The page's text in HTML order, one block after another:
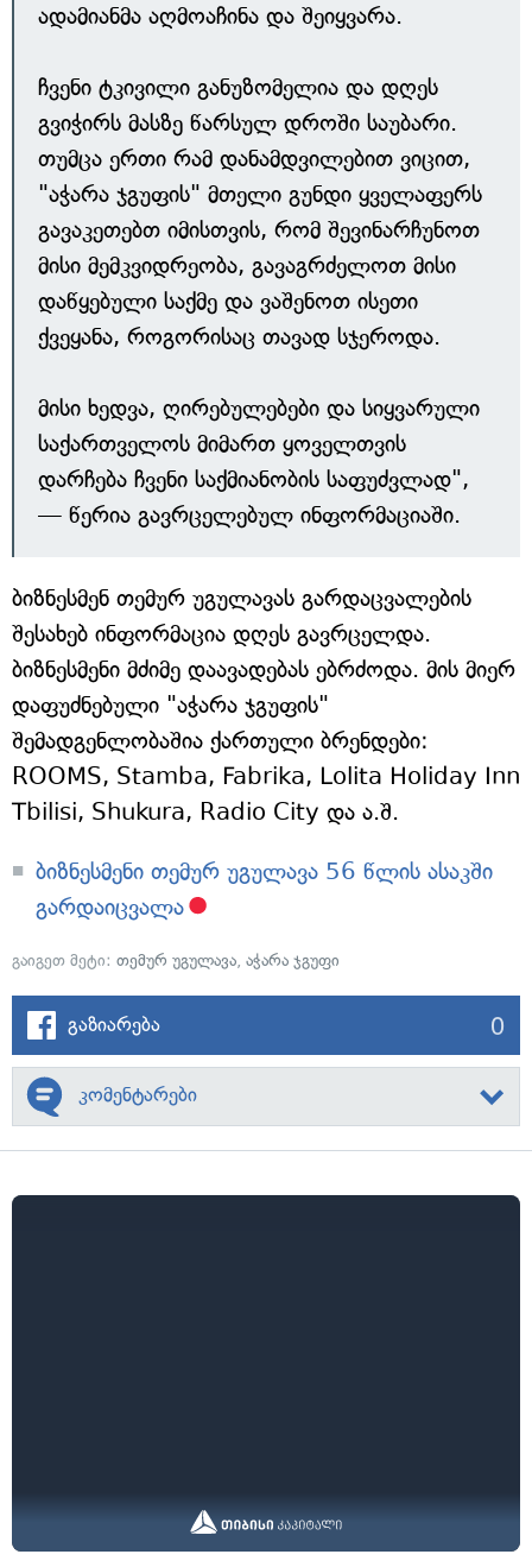
ადამიანმა აღმოაჩინა და შეიყვარა.
ჩვენი ტკივილი განუზომელია და დღეს
გვიჭირს მასზე წარსულ დროში საუბარი.
თუმცა ერთი რამ დანამდვილებით ვიცით,
"აჭარა ჯგუფის" მთელი გუნდი ყველაფერს
გავაკეთებთ იმისთვის, რომ შევინარჩუნოთ
მისი მემკვიდრეობა, გავაგრძელოთ მისი
დაწყებული საქმე და ვაშენოთ ისეთი
ქვეყანა, როგორისაც თავად სჯეროდა.
მისი ხედვა, ღირებულებები და სიყვარული
საქართველოს მიმართ ყოველთვის
დარჩება ჩვენი საქმიანობის საფუძვლად",
— წერია გავრცელებულ ინფორმაციაში.
ბიზნესმენ თემურ უგულავას გარდაცვალების
შესახებ ინფორმაცია დღეს გავრცელდა.
ბიზნესმენი მძიმე დაავადებას ებრძოდა. მის მიერ
დაფუძნებული "აჭარა ჯგუფის"
შემადგენლობაშია ქართული ბრენდები:
ROOMS, Stamba, Fabrika, Lolita Holiday Inn
Tbilisi, Shukura, Radio City და ა.შ.
ბიზნესმენი თემურ უგულავა 56 წლის ასაკში
გარდაიცვალა
გაიგეთ მეტი: თემურ უგულავა, აჭარა ჯგუფი
გაზიარება 0
კომენტარები